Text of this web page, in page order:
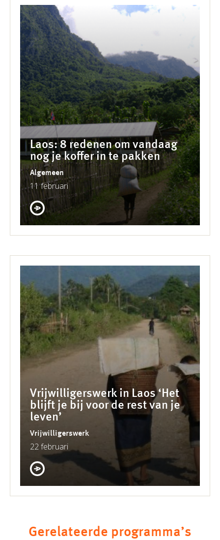
Laos: 8 redenen om vandaag
nog je koffer in te pakken
Algemeen
11 februari
Vrijwilligerswerk in Laos ‘Het
blijft je bij voor de rest van je
leven’
Vrijwilligerswerk
22 februari
Gerelateerde programma’s